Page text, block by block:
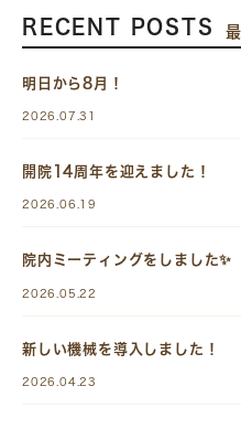
RECENT POSTS
明日から8月！
2026.07.31
開院14周年を迎えました！
2026.06.19
院内ミーティングをしました✨
2026.05.22
新しい機械を導入しました！
2026.04.23